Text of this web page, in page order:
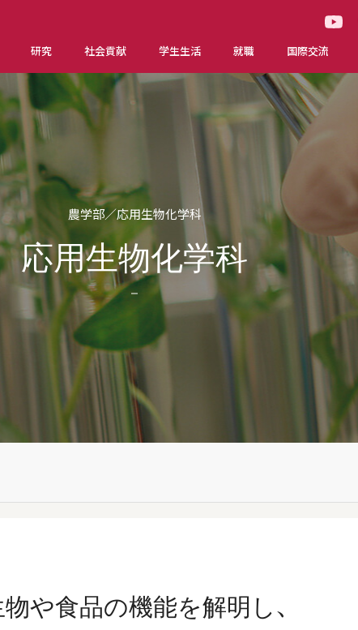
研究 社会貢献 学生生活 就職 国際交流
農学部／応用生物化学科
応用生物化学科
や食品の機能を解明し、